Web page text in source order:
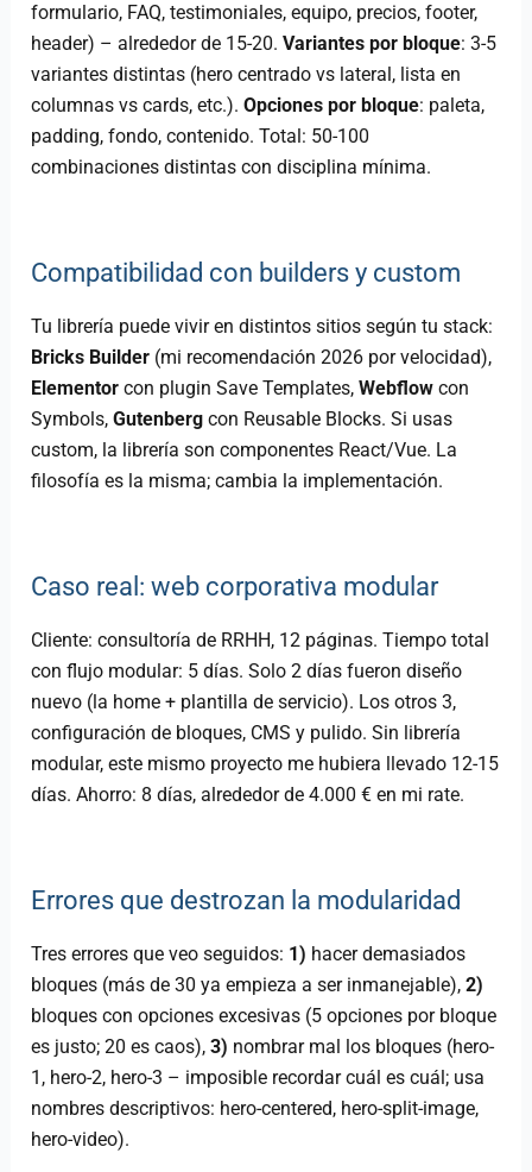
formulario, FAQ, testimoniales, equipo, precios, footer,
header) – alrededor de 15-20.Variantes por bloque: 3-5
variantes distintas (hero centrado vs lateral, lista en
columnas vs cards, etc.).Opciones por bloque: paleta,
padding, fondo, contenido. Total: 50-100
combinaciones distintas con disciplina mínima.
Compatibilidad con builders y custom
Tu librería puede vivir en distintos sitios según tu stack:
Bricks Builder (mi recomendación 2026 por velocidad),
Elementor con plugin Save Templates,Webflow con
Symbols,Gutenberg con Reusable Blocks. Si usas
custom, la librería son componentes React/Vue. La
filosofía es la misma; cambia la implementación.
Caso real: web corporativa modular
Cliente: consultoría de RRHH, 12 páginas. Tiempo total
con flujo modular: 5 días. Solo 2 días fueron diseño
nuevo (la home + plantilla de servicio). Los otros 3,
configuración de bloques, CMS y pulido. Sin librería
modular, este mismo proyecto me hubiera llevado 12-15
días. Ahorro: 8 días, alrededor de 4.000 € en mi rate.
Errores que destrozan la modularidad
Tres errores que veo seguidos: 1) hacer demasiados
bloques (más de 30 ya empieza a ser inmanejable),2)
bloques con opciones excesivas (5 opciones por bloque
es justo; 20 es caos),3) nombrar mal los bloques (hero-
1, hero-2, hero-3 – imposible recordar cuál es cuál; usa
nombres descriptivos: hero-centered, hero-split-image,
hero-video).